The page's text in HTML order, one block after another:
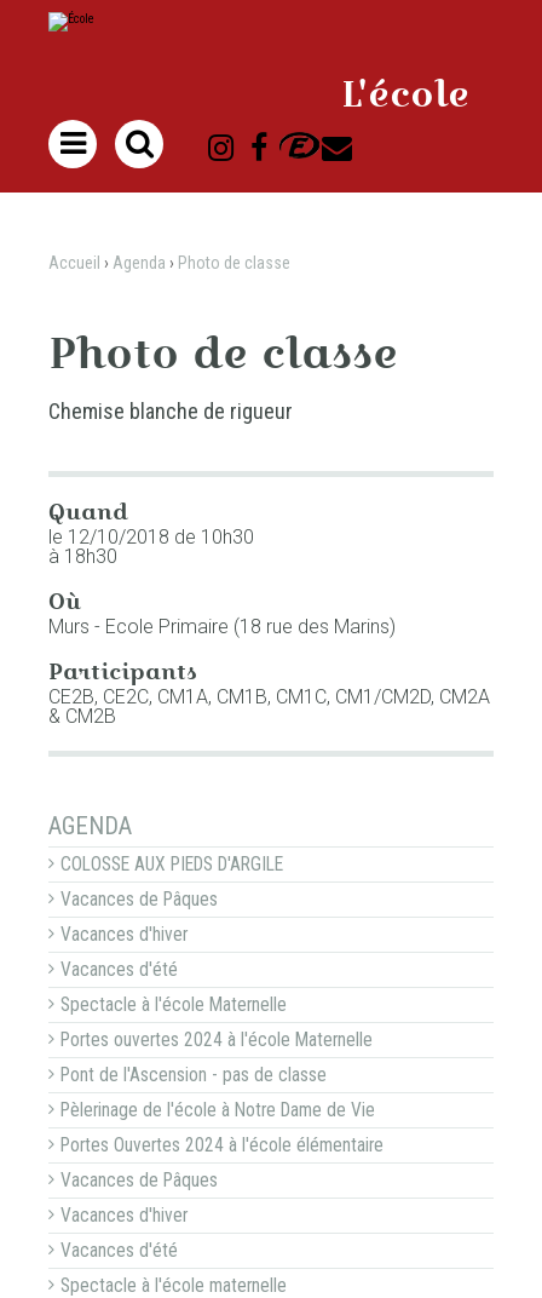
au
contenu.
personnels
L'école

Accueil › Agenda › Photo de classe
Photo de classe
Chemise blanche de rigueur
Quand
le 12/10/2018 de 10h30
à 18h30
Où
Murs - Ecole Primaire (18 rue des Marins)
Participants
CE2B, CE2C, CM1A, CM1B, CM1C, CM1/CM2D, CM2A
& CM2B
NAVIGATION
AGENDA
COLOSSE AUX PIEDS D'ARGILE
Vacances de Pâques
Vacances d'hiver
Vacances d'été
Spectacle à l'école Maternelle
Portes ouvertes 2024 à l'école Maternelle
Pont de l'Ascension - pas de classe
Pèlerinage de l'école à Notre Dame de Vie
Portes Ouvertes 2024 à l'école élémentaire
Vacances de Pâques
Vacances d'hiver
Vacances d'été
Spectacle à l'école maternelle